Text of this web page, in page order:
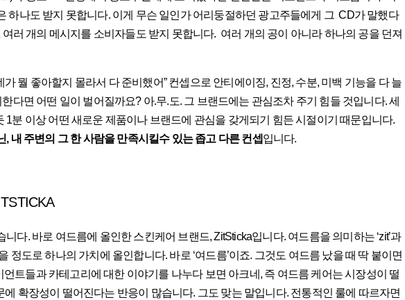
하나도 받지 못합니다. 이게 무슨 일인가 어리둥절하던 광고주들에게 그 CD가 말했다
러 개의 메시지를 소비자들도 받지 못합니다. 여러 개의 공이 아니라 하나의 공을 던져
뭘 좋아할지 몰라서 다 준비했어” 컨셉으로 안티에이징, 진정, 수분, 미백 기능을 다 늘
다면 어떤 일이 벌어질까요? 아.무.도. 그 브랜드에는 관심조차 주기 힘들 것입니다. 세
분 이상 어떤 새로운 제품이나 브랜드에 관심을 갖게되기 힘든 시절이기 때문입니다.
내 주변의 그 한 사람을 만족시킬수 있는 좁고 다른 컨셉입니다.
다. 바로 여드름에 올인한 스킨케어 브랜드, ZitSticka입니다. 여드름을 의미하는 ‘zit’과
정도로 하나의 가치에 올인합니다. 바로 ‘여드름’이죠. 그것도 여드름 났을 때 딱 붙이면
트들과 카테고리에 대한 이야기를 나누다 보면 아크네, 즉 여드름 케어는 시장성이 떨
확장성이 떨어진다는 반응이 많습니다. 그도 맞는 말입니다. 전통적인 룰에 따르자면